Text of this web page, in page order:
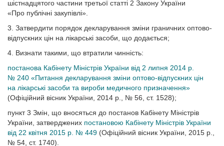
шістнадцятого частини третьої статті 2 Закону України
«Про публічні закупівлі».
3. Затвердити порядок декларування зміни граничних оптово-
відпускних цін на лікарські засоби, що додається;
4. Визнати такими, що втратили чинність:
постанова Кабінету Міністрів України від 2 липня 2014 р.
№ 240 «Питання декларування зміни оптово-відпускних цін
на лікарські засоби та вироби медичного призначення»
(Офіційний вісник України, 2014 р., № 56, ст. 1528);
пункт 3 Змін, що вносяться до постанов Кабінету Міністрів
України, затверджених постановою Кабінету Міністрів України
від 22 квітня 2015 р. № 449 (Офіційний вісник України, 2015 р.,
№ 54, ст. 1740).